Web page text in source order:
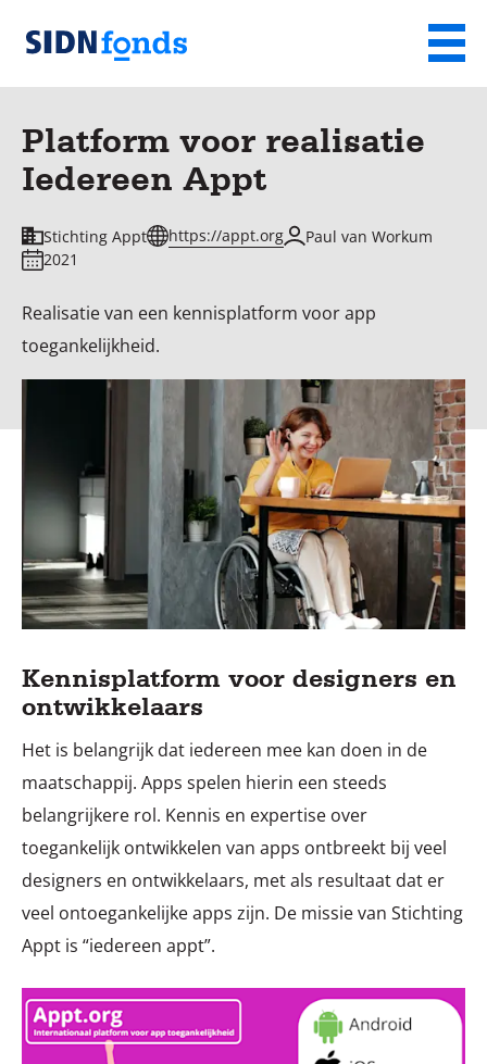
Sla de navigatie over en ga naar de inhoud
SIDN
fonds
Menu
Platform voor realisatie
Iedereen Appt
Stichting Appt https://appt.org
Paul van Workum
2021
Realisatie van een kennisplatform voor app
toegankelijkheid.
Kennisplatform voor designers en
ontwikkelaars
Het is belangrijk dat iedereen mee kan doen in de
maatschappij. Apps spelen hierin een steeds
belangrijkere rol. Kennis en expertise over
toegankelijk ontwikkelen van apps ontbreekt bij veel
designers en ontwikkelaars, met als resultaat dat er
veel ontoegankelijke apps zijn. De missie van Stichting
Appt is “iedereen appt”.